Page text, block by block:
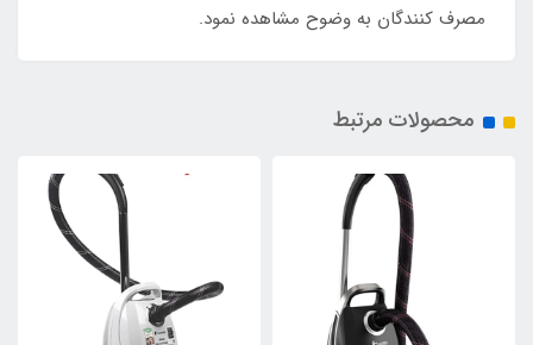
مصرف کنندگان به وضوح مشاهده نمود.
محصولات مرتبط